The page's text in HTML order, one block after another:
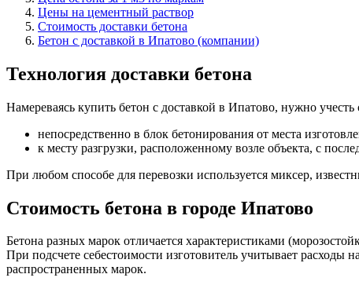
Цены на цементный раствор
Стоимость доставки бетона
Бетон с доставкой в Ипатово (компании)
Технология доставки бетона
Намереваясь купить бетон с доставкой в Ипатово, нужно
непосредственно в блок бетонирования от места
к месту разгрузки, расположенному возле объекта, с
При любом способе для перевозки используется миксер,
Стоимость бетона в городе Ипатово
Бетона разных марок отличается характеристиками
При подсчете себестоимости изготовитель учитывает
распространенных марок.